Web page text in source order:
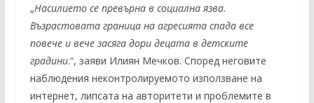
„Насилието се превърна в социална язва.
Възрастовата граница на агресията спада все
повече и вече засяга дори децата в детските
градини.“, заяви Илиян Мечков. Според неговите
наблюдения неконтролируемото използване на
интернет, липсата на авторитети и проблемите в